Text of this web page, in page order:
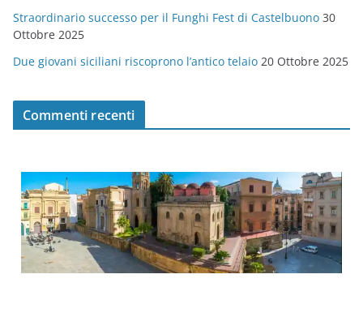
Straordinario successo per il Funghi Fest di Castelbuono 30
Ottobre 2025
Due giovani siciliani riscoprono l’antico telaio 20 Ottobre 2025
Commenti recenti